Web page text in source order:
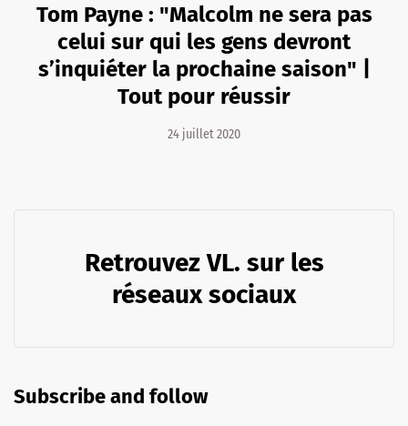
Tom Payne : "Malcolm ne sera pas
celui sur qui les gens devront
s’inquiéter la prochaine saison" |
Tout pour réussir
24 juillet 2020
Retrouvez VL. sur les
réseaux sociaux
Subscribe and follow